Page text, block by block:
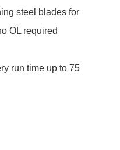
steel blades for
OL required
run time up to 75